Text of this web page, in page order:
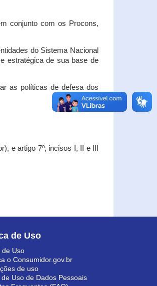
conjunto com os Procons,
do Sistema Nacional
estratégica de sua base de
as políticas de defesa dos
e artigo 7º, incisos I, II e III
de Uso
de Uso
o Consumidor.gov.br
de uso
de Uso de Dados Pessoais